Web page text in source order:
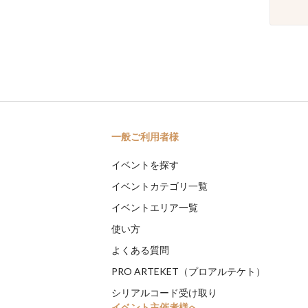
一般ご利用者様
イベントを探す
イベントカテゴリ一覧
イベントエリア一覧
使い方
よくある質問
PRO ARTEKET（プロアルテケト）
シリアルコード受け取り